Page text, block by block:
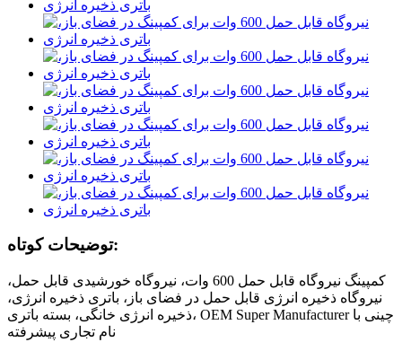
توضیحات کوتاه:
کمپینگ نیروگاه قابل حمل 600 وات، نیروگاه خورشیدی قابل حمل،
نیروگاه ذخیره انرژی قابل حمل در فضای باز، باتری ذخیره انرژی،
ذخیره انرژی خانگی، بسته باتری، OEM Super Manufacturer چینی با
نام تجاری پیشرفته